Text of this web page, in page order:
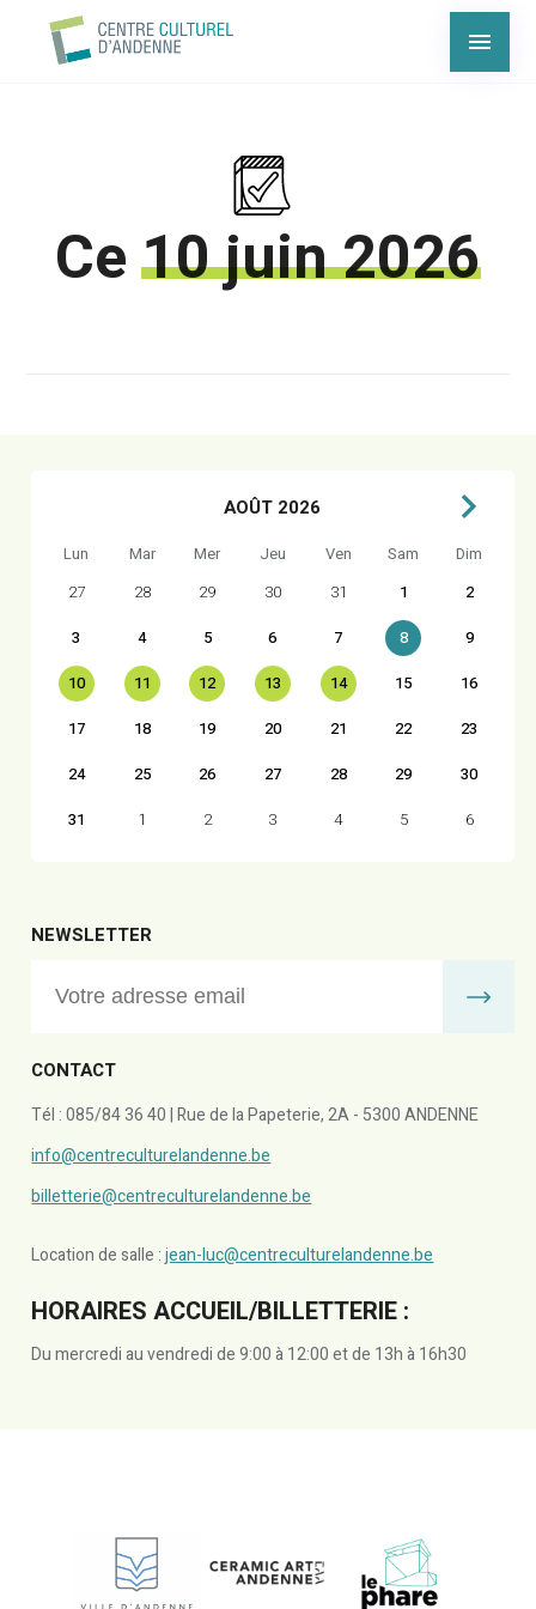
Ce10 juin 2026
AOÛT 2026
Lun Mar Mer Jeu Ven Sam
Dim
27
28 29 30 31 1
2
3
4 5 6 7 8
9
10
11 12 13 14 15
16
17
18 19 20 21 22
23
24
25 26 27 28 29
30
31
1 2 3 4 5 6
NEWSLETTER
CONTACT
Tél : 085/84 36 40 | Rue de la Papeterie, 2A - 5300 ANDENNE
info@centreculturelandenne.be
billetterie@centreculturelandenne.be
Location de salle :jean-luc@centreculturelandenne.be
HORAIRES ACCUEIL/BILLETTERIE :
Du mercredi au vendredi de 9:00 à 12:00 et de 13h à 16h30